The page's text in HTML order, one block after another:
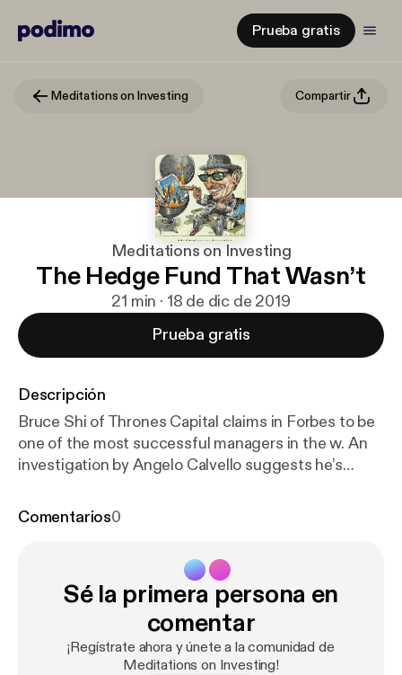
Prueba gratis
Meditations on Investing Compartir
Meditations on Investing
The Hedge Fund That Wasn’t
21 min · 18 de dic de 2019
Prueba gratis
Descripción
Bruce Shi of Thrones Capital claims in Forbes to be
one of the most successful managers in the w. An
investigation by Angelo Calvello suggests he’s
Comentarios0
Sé la primera persona en
comentar
¡Regístrate ahora y únete a la comunidad de
Meditations on Investing!